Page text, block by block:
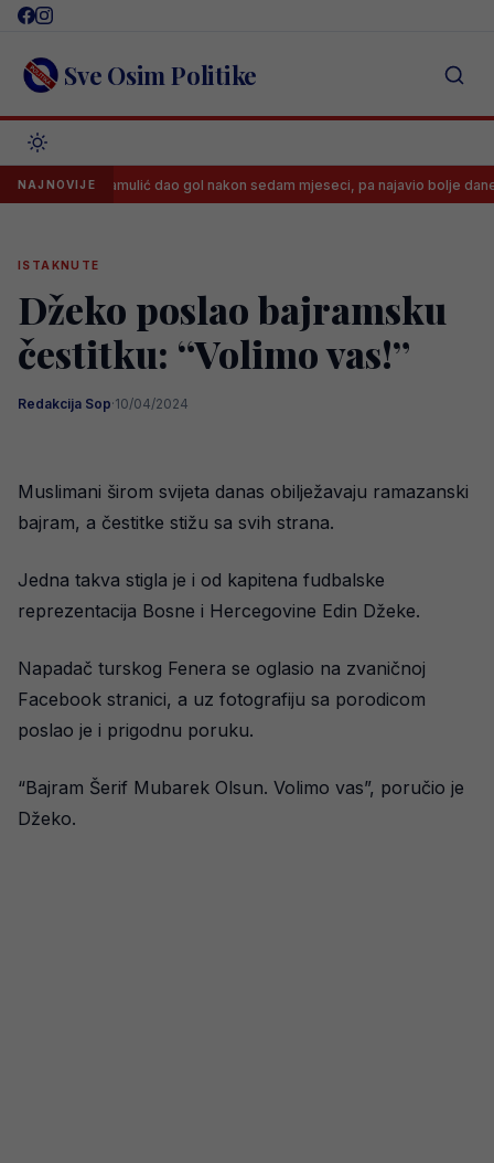
Skip
content Sve Osim Politike
NAJNOVIJE
Said Hamulić dao gol nakon sedam mjeseci, pa najavio bolje dane
ISTAKNUTE
Džeko poslao bajramsku
čestitku: “Volimo vas!”
Redakcija Sop·10/04/2024
Muslimani širom svijeta danas obilježavaju ramazanski
bajram, a čestitke stižu sa svih strana.
Jedna takva stigla je i od kapitena fudbalske
reprezentacija Bosne i Hercegovine Edin Džeke.
Napadač turskog Fenera se oglasio na zvaničnoj
Facebook stranici, a uz fotografiju sa porodicom
poslao je i prigodnu poruku.
“Bajram Šerif Mubarek Olsun. Volimo vas”, poručio je
Džeko.